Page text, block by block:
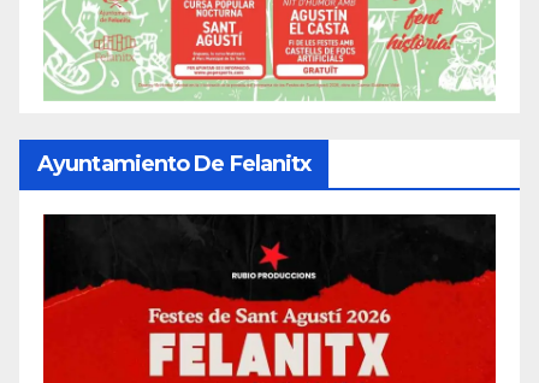
Ayuntamiento De Felanitx